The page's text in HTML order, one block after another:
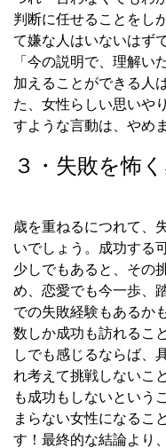
判断に任せることをし
て嫌な人はいないはず
「今の説明で、理解い
加えることができる人
た、女性らしい思いや
すような言動は、やめ
３・失敗を怖
歳を重ねるにつれて、
いでしょう。成功する
少しでもあると、その
め、恋愛でも今一歩、
での失敗経験もあるか
数しか成功も訪れるこ
しでも感じるならば、
れ考えて挑戦しないこ
も成功もしないという
まらない女性になるこ
す！最終的な結論より